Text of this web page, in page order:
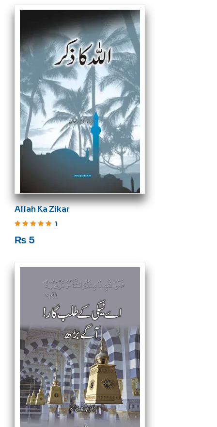
Allah Ka Zikar
1
₨ 5